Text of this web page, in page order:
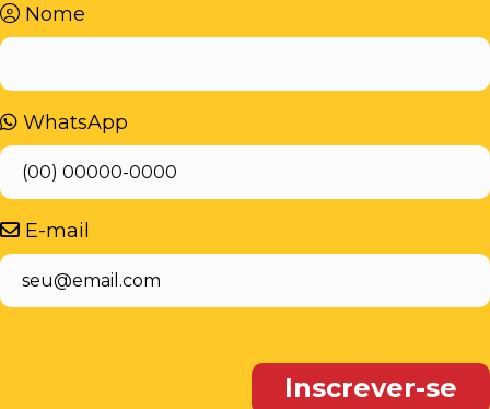
Nome
WhatsApp
E-mail